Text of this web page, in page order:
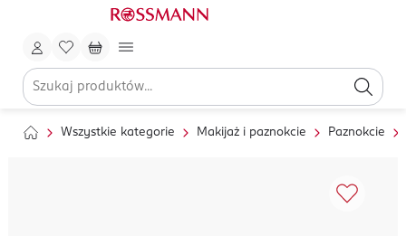
Wszystkie kategorie Makijaż i paznokcie Paznokcie